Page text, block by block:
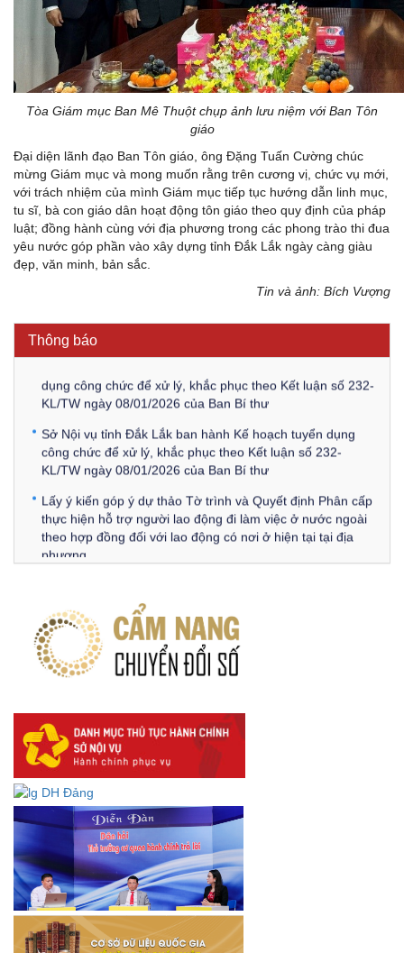
Tòa Giám mục Ban Mê Thuột chụp ảnh lưu niệm với Ban Tôn
giáo
Đại diện lãnh đạo Ban Tôn giáo, ông Đặng Tuấn Cường chúc
mừng Giám mục và mong muốn rằng trên cương vị, chức vụ mới,
với trách nhiệm của mình Giám mục tiếp tục hướng dẫn linh mục,
tu sĩ, bà con giáo dân hoạt động tôn giáo theo quy định của pháp
luật; đồng hành cùng với địa phương trong các phong trào thi đua
yêu nước góp phần vào xây dựng tỉnh Đắk Lắk ngày càng giàu
đẹp, văn minh, bản sắc.
Tin và ảnh: Bích Vượng
Thông báo
Kế hoạch Kiểm tra, sát hạch để tiếp nhận vào làm công
chức tỉnh Đắk Lắk năm 2026
Thông báo Về việc triệu tập thí sinh tham gia thi tuyển
KL/TW ngày 08/01/2026 của Ban Bí thư
Thông báo Về việc đăng tải các văn bản ôn tập kỳ tuyển
dụng công chức để xử lý, khắc phục theo Kết luận số 232-
KL/TW ngày 08/01/2026 của Ban Bí thư
Sở Nội vụ tỉnh Đắk Lắk ban hành Kế hoạch tuyển dụng
công chức để xử lý, khắc phục theo Kết luận số 232-
KL/TW ngày 08/01/2026 của Ban Bí thư
Lấy ý kiến góp ý dự thảo Tờ trình và Quyết định Phân cấp
thực hiện hỗ trợ người lao động đi làm việc ở nước ngoài
theo hợp đồng đối với lao động có nơi ở hiện tại tại địa
phương
địa bàn tỉnh Đắk Lắk theo trình tự, thủ tục rút gọn trong
xây dựng, ban hành văn bản quy phạm pháp luật
Góp ý dự thảo Thông tư quy định nghiệp vụ lưu trữ tài liệu
lưu trữ số:
DANH SÁCH HỒ SƠ CÁN BỘ ĐI B TỈNH ĐĂK LẮK -
Lấy ý kiến dự thảo Quyết định quy phạm pháp luật quy
định về thành lập, tổ chức và hoạt động của tổ chức phối
hợp liên ngành
Thông báo về việc tải biểu mẫu báo cáo kết quả 06 năm
thực hiện Nghị quyết số 18-NQ/TW và Nghị quyết số 19-
NQ/TW
Thư chúc mừng của Bộ trưởng Bộ Nội vụ nhân dịp kỷ
niệm 78 năm Ngày thành lập Bộ Nội vụ, Ngày truyền
thống ngành Tổ chức nhà nước (28/8/1945-28/8/2023)
Thông báo về việc đăng tải Bộ câu hỏi và gợi ý trả lời Hội